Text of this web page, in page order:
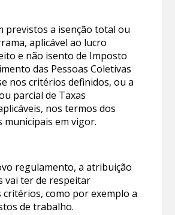
previstos a isenção total ou
aplicável ao lucro
e não isento de Imposto
das Pessoas Coletivas
nos critérios definidos, ou a
parcial de Taxas
nos termos dos
em vigor.
regulamento, a atribuição
vai ter de respeitar
como por exemplo a
de trabalho.